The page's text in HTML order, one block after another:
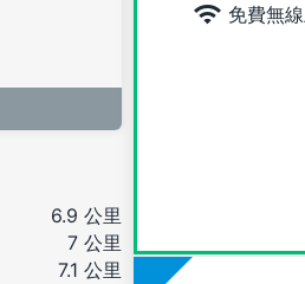
免費無
6.9 公里
7 公里
7.1 公里